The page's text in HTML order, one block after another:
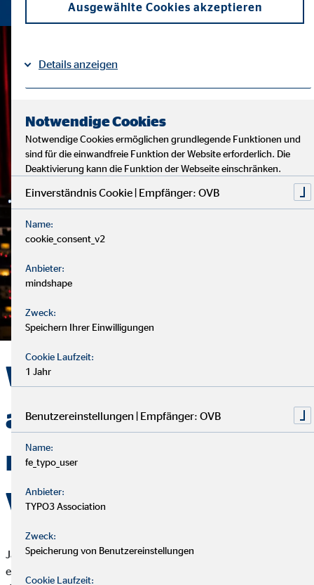
Work hard, play Hard –
aber nur mit der
richtigen
Vorsorgestrategie
Jannis ist ein Mensch der Gegensätze: Unter der Woche ist er
ein braver Büromitarbeiter bei der evangelischen Kirche, an
Ausgewählte Cookies akzeptieren
Details anzeigen
Notwendige Cookies
Notwendige Cookies ermöglichen grundlegende Funktionen und
sind für die einwandfreie Funktion der Website erforderlich. Die
Deaktivierung kann die Funktion der Webseite einschränken.
Einverständnis Cookie | Empfänger: OVB
Name:
cookie_consent_v2
Anbieter:
mindshape
Zweck:
Speichern Ihrer Einwilligungen
Cookie Laufzeit:
1 Jahr
Benutzereinstellungen | Empfänger: OVB
Name:
fe_typo_user
Anbieter:
TYPO3 Association
Zweck:
Speicherung von Benutzereinstellungen
Cookie Laufzeit: